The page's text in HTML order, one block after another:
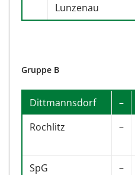
Lunzenau
Gruppe B
Dittmannsdorf –
Rochlitz
–
SpG
–